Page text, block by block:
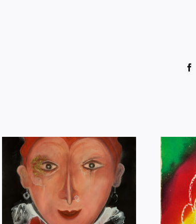
Il pranzo di Cibele